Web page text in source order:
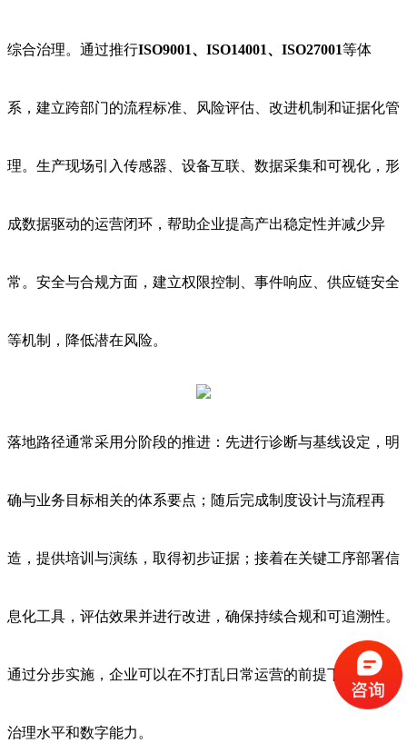
综合治理。通过推行ISO9001、ISO14001、ISO27001等体
系，建立跨部门的流程标准、风险评估、改进机制和证据化管
理。生产现场引入传感器、设备互联、数据采集和可视化，形
成数据驱动的运营闭环，帮助企业提高产出稳定性并减少异
常。安全与合规方面，建立权限控制、事件响应、供应链安全
等机制，降低潜在风险。
落地路径通常采用分阶段的推进：先进行诊断与基线设定，明
确与业务目标相关的体系要点；随后完成制度设计与流程再
造，提供培训与演练，取得初步证据；接着在关键工序部署信
息化工具，评估效果并进行改进，确保持续合规和可追溯性。
通过分步实施，企业可以在不打乱日常运营的前提下稳步提升
治理水平和数字能力。